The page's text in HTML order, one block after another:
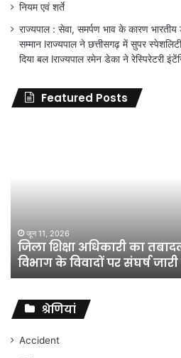
नियम एवं शर्ते
राज्यपाल : सेवा, समर्पण भाव के कारण
सम्मान lराज्यपाल ने छत्तीसगढ़ में सुपर
दिया बल lराज्यपाल रमेन डेका ने रेस्पिरेटरी
Featured Posts
शिक्षा
विभाग
विवादों
संघर्ष
जारी
रहेगा
जून 11, 2026
जिला शिक्षा अधिकारी का
विभाग के विवादों पर संघर्ष
श्रेणियां
Accident